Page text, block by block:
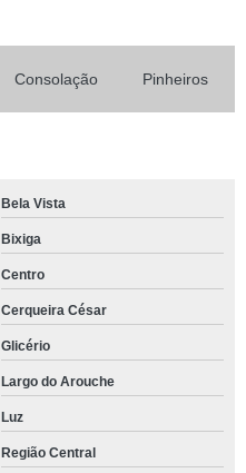
Consolação Pinheiros
Bela Vista
Bixiga
Centro
Cerqueira César
Glicério
Largo do Arouche
Luz
Região Central